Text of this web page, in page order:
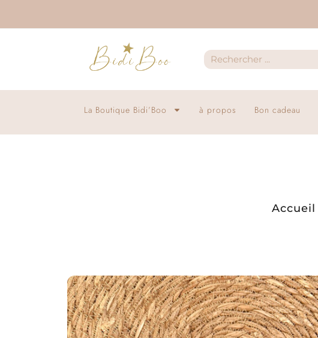
La Boutique Bidi’Boo à propos Bon cadeau
Accueil